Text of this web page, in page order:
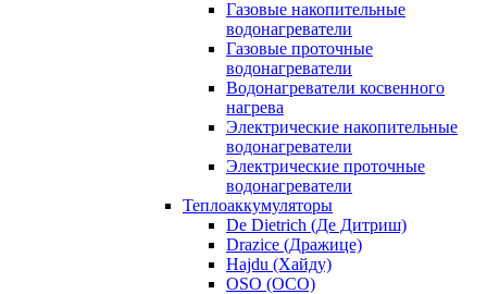
Газовые накопительные
водонагреватели
Газовые проточные
водонагреватели
Водонагреватели косвенного
нагрева
Электрические накопительные
водонагреватели
Электрические проточные
водонагреватели
Теплоаккумуляторы
De Dietrich (Де Дитриш)
Drazice (Дражице)
Hajdu (Хайду)
OSO (ОСО)